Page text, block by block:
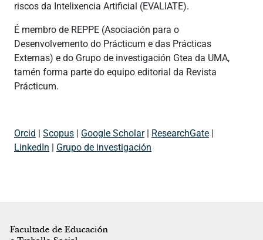
riscos da Intelixencia Artificial (EVALIATE).
É membro de REPPE (Asociación para o
Desenvolvemento do Prácticum e das Prácticas
Externas) e do Grupo de investigación Gtea da UMA,
tamén forma parte do equipo editorial da Revista
Prácticum.
Orcid Scopus Google Scholar| ResearchGate
LinkedIn
Grupo de investigación